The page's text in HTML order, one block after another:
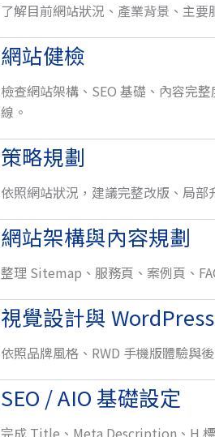
了解目前網站狀況、產業背景、主要
網站健檢
檢查網站架構、SEO 基礎、內容完
線。
策略規劃
依照網站狀況，建議完整改版、局
網站架構與內容規劃
整理 Sitemap、服務頁、案例頁、
視覺設計與
依照品牌風格、RWD 手機版體驗與
SEO / AIO 基礎設定
完成 Title、Meta Description、H